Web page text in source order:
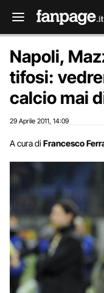
Napoli,
tifosi:
calcio mai
29 Aprile 2011 14:09
A cura di Francesco